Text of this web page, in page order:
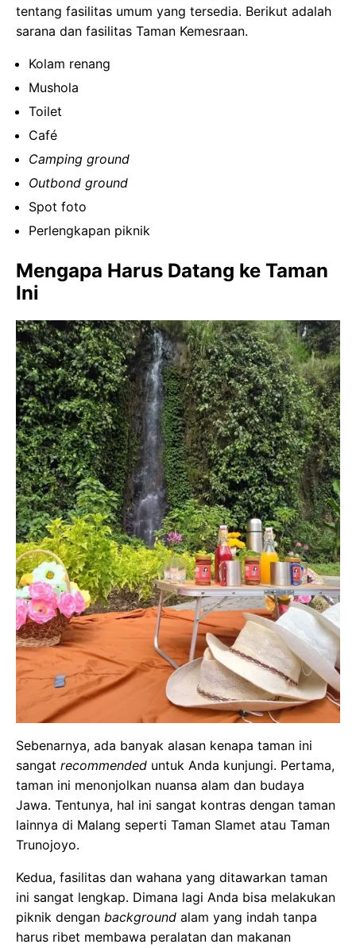
tentang fasilitas umum yang tersedia. Berikut adalah
sarana dan fasilitas Taman Kemesraan.
Kolam renang
Mushola
Toilet
Café
Camping ground
Outbond ground
Spot foto
Perlengkapan piknik
Mengapa Harus Datang ke Taman
Ini
Sebenarnya, ada banyak alasan kenapa taman ini
sangat recommended untuk Anda kunjungi. Pertama,
taman ini menonjolkan nuansa alam dan budaya
Jawa. Tentunya, hal ini sangat kontras dengan taman
lainnya di Malang seperti Taman Slamet atau Taman
Trunojoyo.
Kedua, fasilitas dan wahana yang ditawarkan taman
ini sangat lengkap. Dimana lagi Anda bisa melakukan
piknik dengan background alam yang indah tanpa
harus ribet membawa peralatan dan makanan